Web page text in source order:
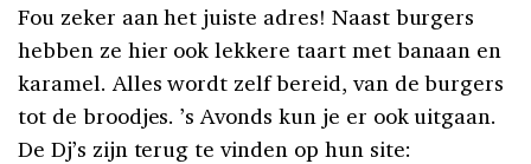
Fou zeker aan het juiste adres! Naast burgers
hebben ze hier ook lekkere taart met banaan en
karamel. Alles wordt zelf bereid, van de burgers
tot de broodjes. ’s Avonds kun je er ook uitgaan.
De Dj’s zijn terug te vinden op hun site: